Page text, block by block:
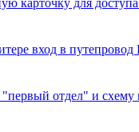
вход в путепровод
отдел" и схему